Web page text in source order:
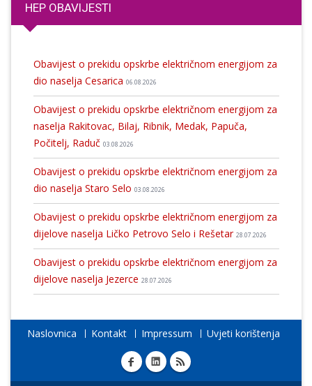
HEP OBAVIJESTI
Obavijest o prekidu opskrbe električnom energijom za
dio naselja Cesarica 06.08.2026
Obavijest o prekidu opskrbe električnom energijom za
naselja Rakitovac, Bilaj, Ribnik, Medak, Papuča,
Počitelj, Raduč 03.08.2026
Obavijest o prekidu opskrbe električnom energijom za
dio naselja Staro Selo 03.08.2026
Obavijest o prekidu opskrbe električnom energijom za
dijelove naselja Ličko Petrovo Selo i Rešetar 28.07.2026
Obavijest o prekidu opskrbe električnom energijom za
dijelove naselja Jezerce 28.07.2026
Naslovnica Kontakt Impressum Uvjeti korištenja